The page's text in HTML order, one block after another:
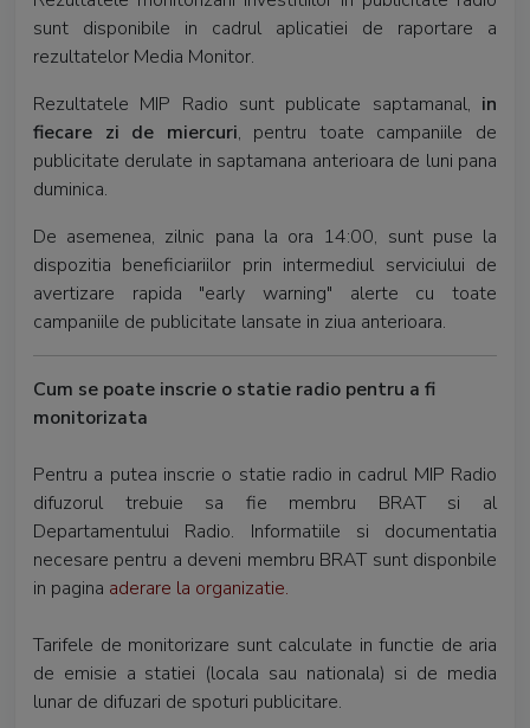
sunt disponibile in cadrul aplicatiei de raportare a
rezultatelor Media Monitor.
Rezultatele MIP Radio sunt publicate saptamanal, in
fiecare zi de miercuri, pentru toate campaniile de
publicitate derulate in saptamana anterioara de luni pana
duminica.
De asemenea, zilnic pana la ora 14:00, sunt puse la
dispozitia beneficiariilor prin intermediul serviciului de
avertizare rapida "early warning" alerte cu toate
campaniile de publicitate lansate in ziua anterioara.
Cum se poate inscrie o statie radio pentru a fi
monitorizata
Pentru a putea inscrie o statie radio in cadrul MIP Radio
difuzorul trebuie sa fie membru BRAT si al
Departamentului Radio. Informatiile si documentatia
necesare pentru a deveni membru BRAT sunt disponbile
in pagina aderare la organizatie.
Tarifele de monitorizare sunt calculate in functie de aria
de emisie a statiei (locala sau nationala) si de media
lunar de difuzari de spoturi publicitare.